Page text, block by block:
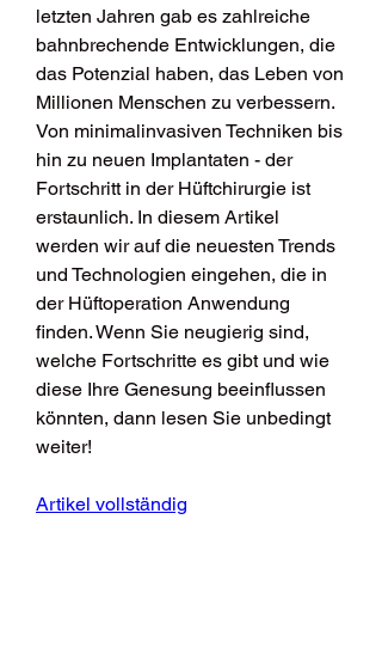
letzten Jahren gab es zahlreiche
bahnbrechende Entwicklungen, die
das Potenzial haben, das Leben von
Millionen Menschen zu verbessern.
Von minimalinvasiven Techniken bis
hin zu neuen Implantaten - der
Fortschritt in der Hüftchirurgie ist
erstaunlich. In diesem Artikel
werden wir auf die neuesten Trends
und Technologien eingehen, die in
der Hüftoperation Anwendung
finden. Wenn Sie neugierig sind,
welche Fortschritte es gibt und wie
diese Ihre Genesung beeinflussen
könnten, dann lesen Sie unbedingt
weiter!
Artikel vollständig